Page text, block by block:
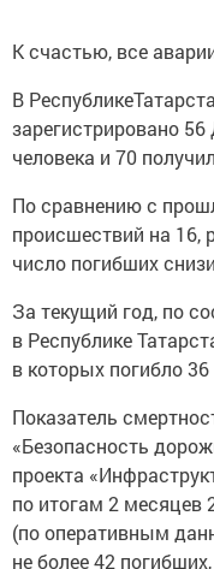
К счастью, все
В
зарегистрировано
человека и 70
По сравнению с
происшествий на 16,
число погибших
За текущий год, по
в Республике
в которых погибло
Показатель
«Безопасность
проекта
по итогам 2 месяцев
(по оперативным
не более 42